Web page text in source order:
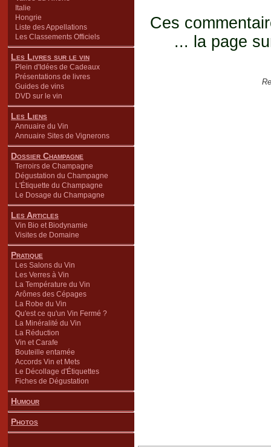
Italie
Hongrie
Liste des Appellations
Les Classements Officiels
Les Livres sur le vin
Plein d'Idées de Cadeaux
Présentations de livres
Guides de vins
DVD sur le vin
Les Liens
Annuaire du Vin
Annuaire Sites de Vignerons
Dossier Champagne
Terroirs de Champagne
Dégustation du Champagne
L'Étiquette du Champagne
Le Dosage du Champagne
Les Articles
Vin Bio et Biodynamie
Visites de Domaine
Pratique
Les Salons du Vin
Les Verres à Vin
La Température du Vin
Arômes des Cépages
La Robe du Vin
Qu'est ce qu'un Vin Fermé ?
La Minéralité du Vin
La Réduction
Vin et Carafe
Bouteille entamée
Accords Vin et Mets
Le Décollage d'Étiquettes
Fiches de Dégustation
Humour
Photos
Ces
... la page